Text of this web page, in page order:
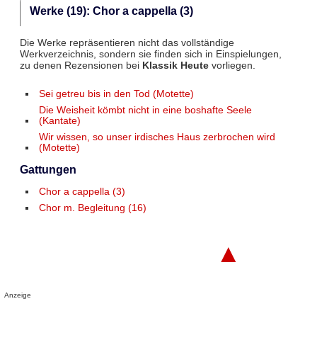
Werke (19): Chor a cappella (3)
Die Werke repräsentieren nicht das vollständige
Werkverzeichnis, sondern sie finden sich in Einspielungen,
zu denen Rezensionen bei Klassik Heutevorliegen.
Sei getreu bis in den Tod (Motette)
Die Weisheit kömbt nicht in eine boshafte Seele
(Kantate)
Wir wissen, so unser irdisches Haus zerbrochen wird
(Motette)
Gattungen
Chor a cappella (3)
Chor m. Begleitung (16)
▲
Anzeige